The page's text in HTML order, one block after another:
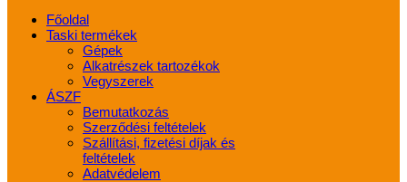
Főoldal
Taski termékek
Gépek
Alkatrészek tartozékok
Vegyszerek
ÁSZF
Bemutatkozás
Szerződési feltételek
Szállítási, fizetési díjak és
feltételek
Adatvédelem